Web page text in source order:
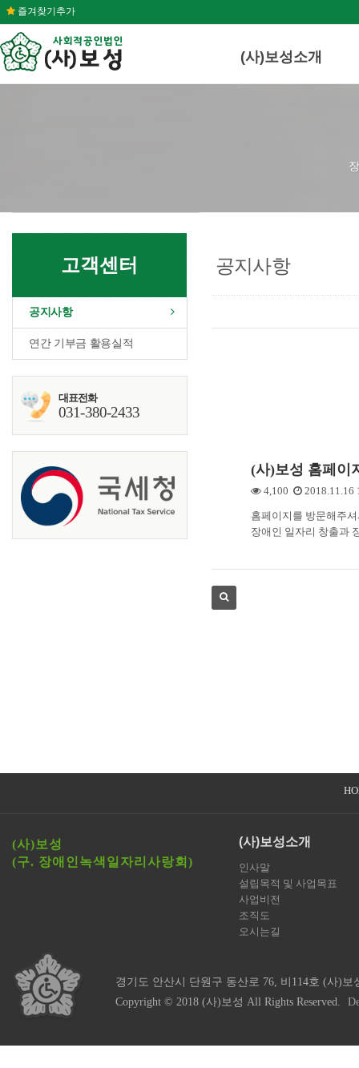
즐겨찾기추가
(사)보성소개
고객센터
공지사항
연간 기부금 활용실적
대표전화
031-380-2433
공지사항
(사)보성 홈페이
4,100 2018.11.16
홈페이지를 방문해주
장애인 일자리 창출과
(사)보성
(구. 장애인녹색일자리사랑회)
(사)보성소개
인사말
설립목적 및 사업목표
사업비전
조직도
오시는길
경기도 안산시 단원구 동산로 76, 비114호 (사)보
Copyright © 2018 (사)보성 All Rights Reserved.